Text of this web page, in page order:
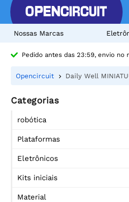
Nossas Marcas
Pedido antes das 23:59, envio no
Opencircuit Daily Well
Categorias
robótica
Plataformas
Eletrônicos
Kits iniciais
Material